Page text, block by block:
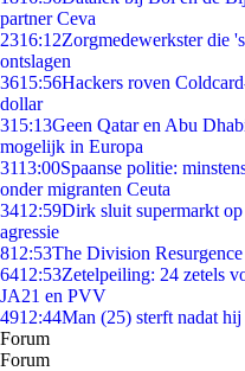
partner Ceva
2316:12Zorgmedewerkster die
ontslagen
3615:56Hackers roven
dollar
315:13Geen Qatar en Abu
mogelijk in Europa
3113:00Spaanse politie:
onder migranten Ceuta
3412:59Dirk sluit supermarkt
agressie
812:53The Division
6412:53Zetelpeiling: 24 zetels
JA21 en PVV
4912:44Man (25) sterft nadat
Forum
Forum